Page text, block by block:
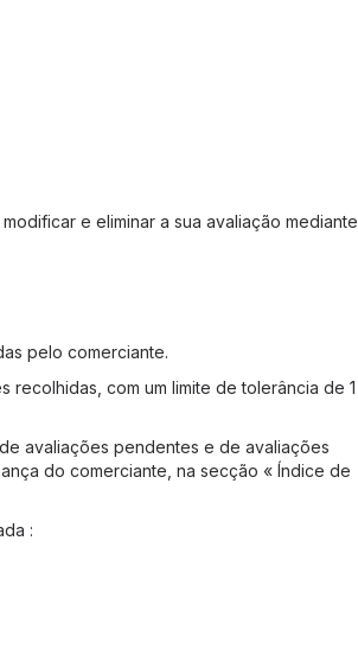
e eliminar a sua avaliação mediante
pelo comerciante.
com um limite de tolerância de 1
avaliações pendentes e de avaliações
do comerciante, na secção « Índice de
: